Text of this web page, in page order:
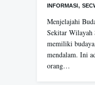
INFORMASI ,
Menjelajahi
Sekitar Wilayah
memiliki
mendalam. Ini
orang…